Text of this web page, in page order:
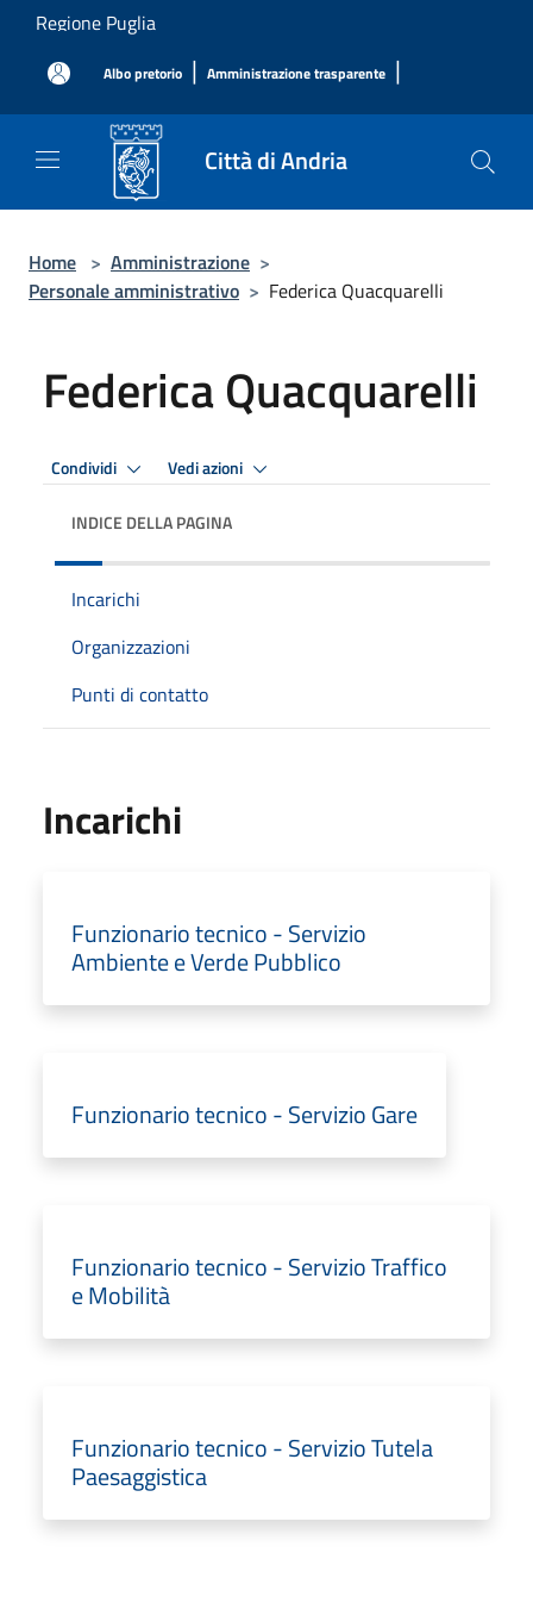
Salta al contenuto principale
Regione Puglia
Albo pretorio | Amministrazione trasparente |
Città di Andria
Home > Amministrazione >
Personale amministrativo > Federica Quacquarelli
Federica Quacquarelli
Condividi Vedi azioni
INDICE DELLA PAGINA
Incarichi
Organizzazioni
Punti di contatto
Incarichi
Funzionario tecnico - Servizio
Ambiente e Verde Pubblico
Funzionario tecnico - Servizio Gare
Funzionario tecnico - Servizio Traffico
e Mobilità
Funzionario tecnico - Servizio Tutela
Paesaggistica